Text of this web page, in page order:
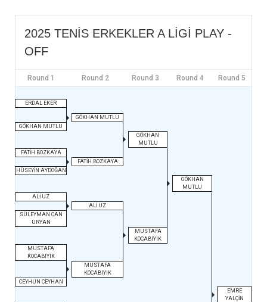
2025 TENİS ERKEKLER A LİGİ PLAY -
OFF
Round 1 Round 2 Round 3 Round 4 Round 5
ERDAL EKER
GÖKHAN MUTLU
GÖKHAN MUTLU
GÖKHAN
MUTLU
FATİH BOZKAYA
FATİH BOZKAYA
HÜSEYİN AYDOĞAN
GÖKHAN
MUTLU
ALİ UZ
ALİ UZ
SÜLEYMAN CAN
URYAN
MUSTAFA
KOCABIYIK
MUSTAFA
KOCABIYIK
MUSTAFA
KOCABIYIK
CEYHUN CEYHAN
EMRE
YALÇİN